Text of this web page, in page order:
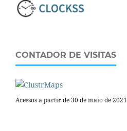
CONTADOR DE VISITAS
Acessos a partir de 30 de maio de 2021